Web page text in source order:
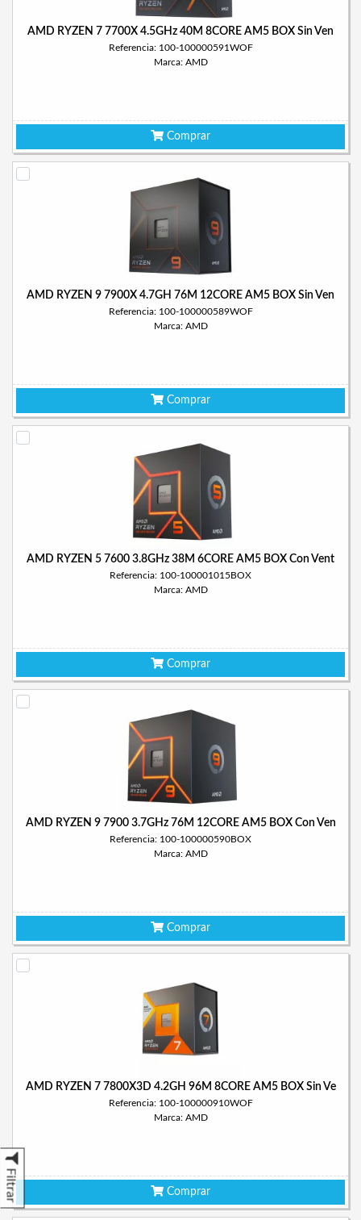
Filtrar
AMD RYZEN 7 7700X 4.5GHz 40M 8CORE AM5 BOX Sin Ven
Referencia: 100-100000591WOF
Marca: AMD
Comprar
AMD RYZEN 9 7900X 4.7GH 76M 12CORE AM5 BOX Sin Ven
Referencia: 100-100000589WOF
Marca: AMD
Comprar
AMD RYZEN 5 7600 3.8GHz 38M 6CORE AM5 BOX Con Vent
Referencia: 100-100001015BOX
Marca: AMD
Comprar
AMD RYZEN 9 7900 3.7GHz 76M 12CORE AM5 BOX Con Ven
Referencia: 100-100000590BOX
Marca: AMD
Comprar
AMD RYZEN 7 7800X3D 4.2GH 96M 8CORE AM5 BOX Sin Ve
Referencia: 100-100000910WOF
Marca: AMD
Comprar